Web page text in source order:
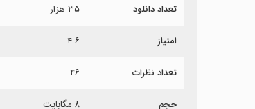
تعداد دانلود ۳۵ هزار
امتیاز ۴.۶
تعداد نظرات ۴۶
حجم ۸ مگابایت